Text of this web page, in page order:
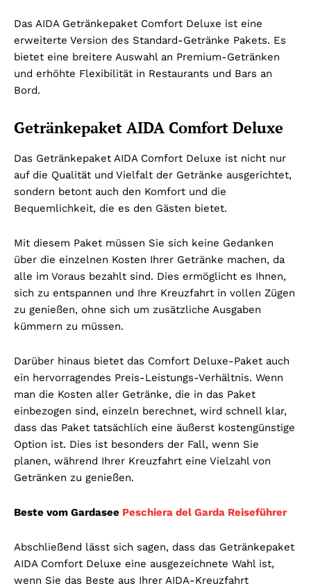
Das AIDA Getränkepaket Comfort Deluxe ist eine
erweiterte Version des Standard-Getränke Pakets. Es
bietet eine breitere Auswahl an Premium-Getränken
und erhöhte Flexibilität in Restaurants und Bars an
Bord.
Getränkepaket AIDA Comfort Deluxe
Das Getränkepaket AIDA Comfort Deluxe ist nicht nur
auf die Qualität und Vielfalt der Getränke ausgerichtet,
sondern betont auch den Komfort und die
Bequemlichkeit, die es den Gästen bietet.
Mit diesem Paket müssen Sie sich keine Gedanken
über die einzelnen Kosten Ihrer Getränke machen, da
alle im Voraus bezahlt sind. Dies ermöglicht es Ihnen,
sich zu entspannen und Ihre Kreuzfahrt in vollen Zügen
zu genießen, ohne sich um zusätzliche Ausgaben
kümmern zu müssen.
Darüber hinaus bietet das Comfort Deluxe-Paket auch
ein hervorragendes Preis-Leistungs-Verhältnis. Wenn
man die Kosten aller Getränke, die in das Paket
einbezogen sind, einzeln berechnet, wird schnell klar,
dass das Paket tatsächlich eine äußerst kostengünstige
Option ist. Dies ist besonders der Fall, wenn Sie
planen, während Ihrer Kreuzfahrt eine Vielzahl von
Getränken zu genießen.
Beste vom Gardasee Peschiera del Garda Reiseführer
Abschließend lässt sich sagen, dass das Getränkepaket
AIDA Comfort Deluxe eine ausgezeichnete Wahl ist,
wenn Sie das Beste aus Ihrer AIDA-Kreuzfahrt